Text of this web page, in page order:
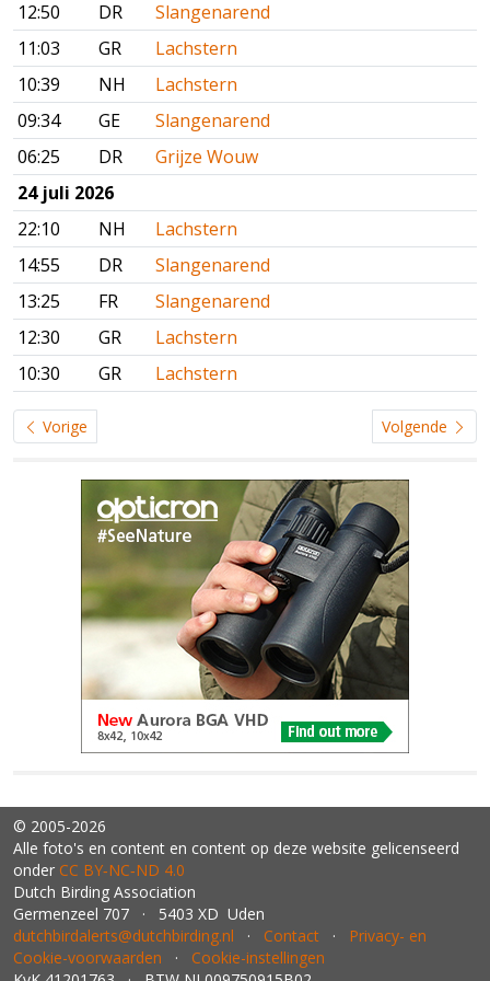
12:50 DR
Slangenarend
11:03
GR
Lachstern
10:39
NH
Lachstern
09:34
GE
Slangenarend
06:25
DR
Grijze Wouw
24 juli 2026
22:10
NH
Lachstern
14:55
DR
Slangenarend
13:25
FR
Slangenarend
12:30
GR
Lachstern
10:30
GR Lachstern
Vorige Volgende
© 2005-2026
Alle foto's en content en content op deze website gelicenseerd
onder CC BY‑NC‑ND 4.0
Dutch Birding Association
Germenzeel 707 · 5403 XD Uden
dutchbirdalerts@dutchbirding.nl · Contact · Privacy- en
Cookie-voorwaarden · Cookie-instellingen